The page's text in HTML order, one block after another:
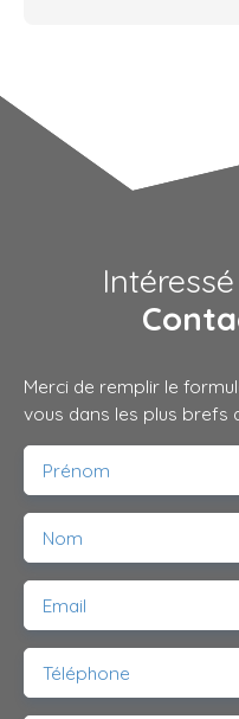
Merci de remplir le
vous dans les plus brefs
Prénom
Nom
Email
Téléphone